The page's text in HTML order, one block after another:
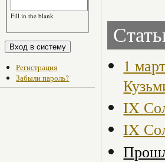
Fill in the blank
Регистрация
Забыли пароль?
1
IX
IX